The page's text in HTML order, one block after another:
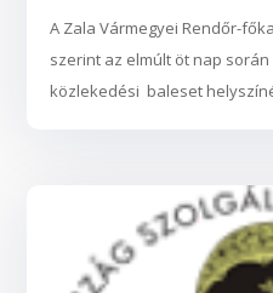
A Zala Vármegyei Rendőr-
szerint az elmúlt öt nap
közlekedési baleset